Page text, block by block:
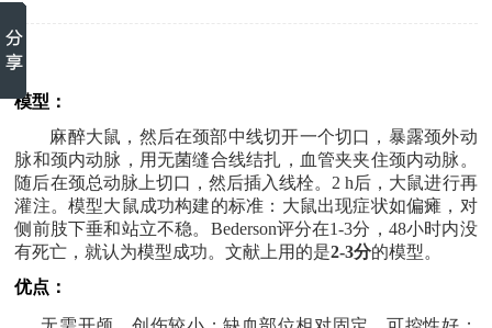
模型：
麻醉大鼠，然后在颈部中线切开一个切口，暴露颈外动
脉和颈内动脉，用无菌缝合线结扎，血管夹夹住颈内动脉。
随后在颈总动脉上切口，然后插入线栓。 2 h后，大鼠进行再
灌注。模型大鼠成功构建的标准：大鼠出现症状如偏瘫，对
侧前肢下垂和站立不稳。 Bederson评分在1-3分， 48小时内没
有死亡，就认为模型成功。文献上用的是2-3分的模型。
优点：